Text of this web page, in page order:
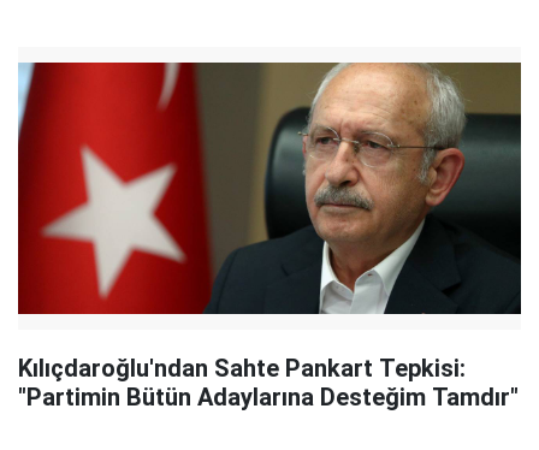
Kılıçdaroğlu'ndan Sahte Pankart Tepkisi:
"Partimin Bütün Adaylarına Desteğim Tamdır"